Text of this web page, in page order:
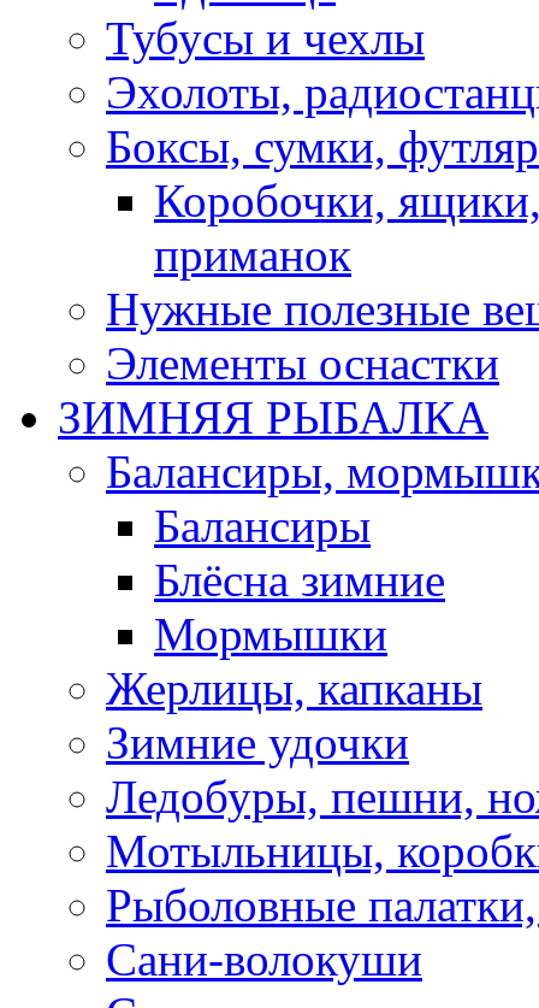
Тубусы и чехлы
Эхолоты,
Боксы, сумки,
Коробочки,
приманок
Нужные полезные
Элементы оснастки
ЗИМНЯЯ РЫБАЛКА
Балансиры,
Балансиры
Блёсна зимние
Мормышки
Жерлицы, капканы
Зимние удочки
Ледобуры, пешни,
Мотыльницы,
Рыболовные
Сани-волокуши